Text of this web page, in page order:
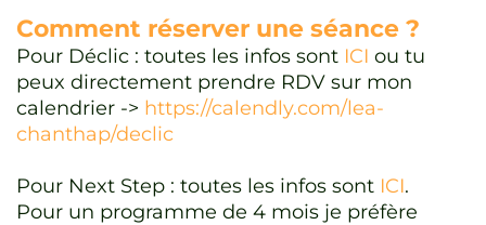
Comment réserver une séance ?
Pour Déclic : toutes les infos sont ICI ou tu
peux directement prendre RDV sur mon
calendrier -> https://calendly.com/lea-
chanthap/declic
Pour Next Step : toutes les infos sont ICI.
Pour un programme de 4 mois je préfère